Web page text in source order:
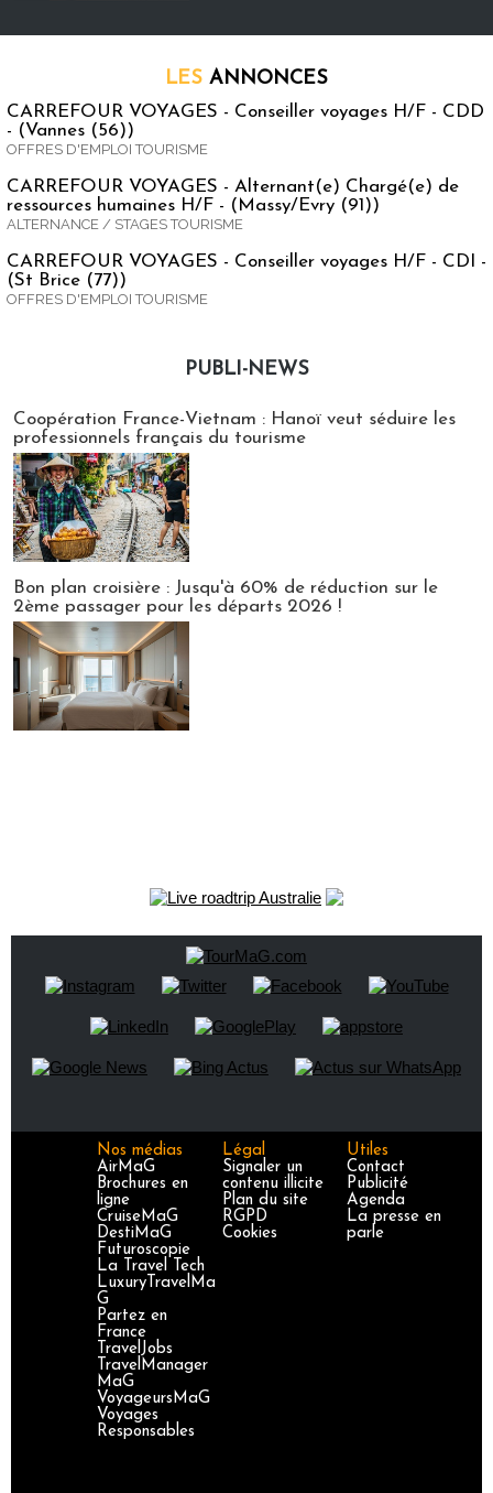
LES ANNONCES
CARREFOUR VOYAGES - Conseiller voyages H/F - CDD
- (Vannes (56))
OFFRES D'EMPLOI TOURISME
CARREFOUR VOYAGES - Alternant(e) Chargé(e) de
ressources humaines H/F - (Massy/Evry (91))
ALTERNANCE / STAGES TOURISME
CARREFOUR VOYAGES - Conseiller voyages H/F - CDI -
(St Brice (77))
OFFRES D'EMPLOI TOURISME
PUBLI-NEWS
Coopération France-Vietnam : Hanoï veut séduire les
professionnels français du tourisme
Bon plan croisière : Jusqu'à 60% de réduction sur le
2ème passager pour les départs 2026 !
Nos médias
AirMaG
Brochures en
ligne
CruiseMaG
DestiMaG
Futuroscopie
La Travel Tech
LuxuryTravelMa
G
Partez en
France
TravelJobs
TravelManager
MaG
VoyageursMaG
Voyages
Responsables
Légal
Signaler un
contenu illicite
Plan du site
RGPD
Cookies
Utiles
Contact
Publicité
Agenda
La presse en
parle